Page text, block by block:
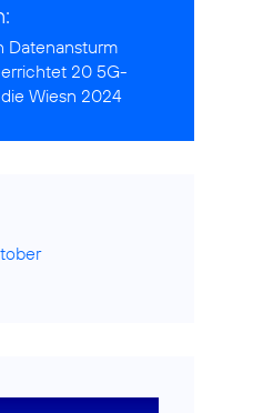
Datenansturm
20 5G-
Wiesn 2024